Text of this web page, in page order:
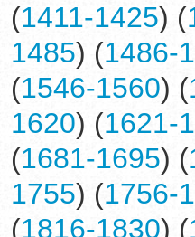
(1411-1425) (
1485) (1486-
(1546-1560) (
1620) (1621-
(1681-1695) (
1755) (1756-
(1816-1830) (